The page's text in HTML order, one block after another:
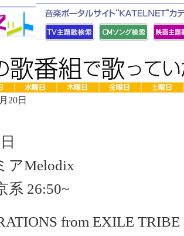
20日
アMelodix
系 26:50~
from EXILE TRIBE